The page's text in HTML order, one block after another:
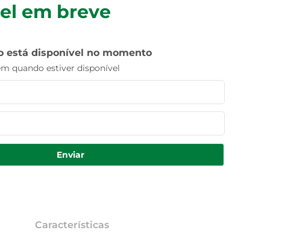
em breve
está disponível no momento
quando estiver disponível
Enviar
Características